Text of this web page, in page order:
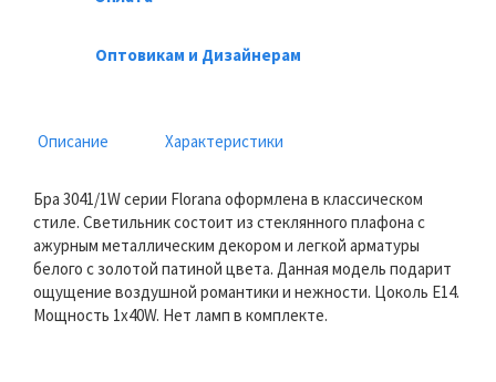
Оптовикам и Дизайнерам
Описание Характеристики
Бра 3041/1W серии Florana оформлена в классическом
стиле. Светильник состоит из стеклянного плафона с
ажурным металлическим декором и легкой арматуры
белого с золотой патиной цвета. Данная модель подарит
ощущение воздушной романтики и нежности. Цоколь E14.
Мощность 1x40W. Нет ламп в комплекте.